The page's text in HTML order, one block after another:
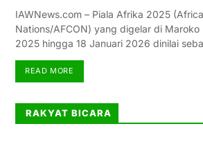
IAWNews.com – Piala Afrika 2025
Nations/AFCON) yang digelar di Maroko
2025 hingga 18 Januari 2026 dinilai
READ MORE
RAKYAT BICARA